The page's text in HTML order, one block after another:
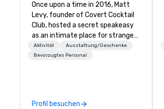
Once upon a time in 2016, Matt
Levy, founder of Covert Cocktail
Club, hosted a secret speakeasy
as an intimate place for strangers
to gather in his home. The only
way to find out about it was via
was pretty cool, even before The
Aktivität
Ausstattung/Geschenke
Bevorzugtes Personal
Profil besuchen